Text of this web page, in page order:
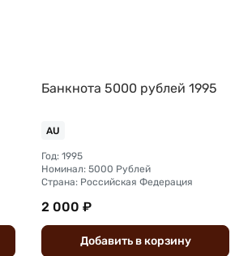
Банкнота 5000 рублей 1995
AU
Год: 1995
Номинал: 5000 Рублей
Страна: Российская Федерация
2 000 ₽
Добавить вкорзину